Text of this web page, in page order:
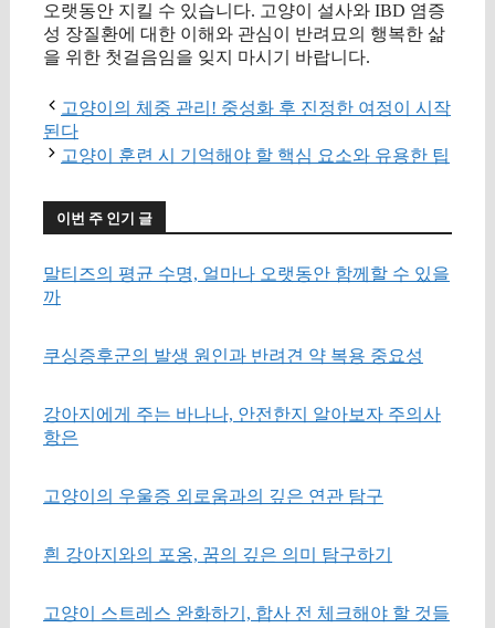
오랫동안 지킬 수 있습니다. 고양이 설사와 IBD 염증
성 장질환에 대한 이해와 관심이 반려묘의 행복한 삶
을 위한 첫걸음임을 잊지 마시기 바랍니다.
고양이의 체중 관리! 중성화 후 진정한 여정이 시작
된다
고양이 훈련 시 기억해야 할 핵심 요소와 유용한 팁
이번 주 인기 글
말티즈의 평균 수명, 얼마나 오랫동안 함께할 수 있을
까
쿠싱증후군의 발생 원인과 반려견 약 복용 중요성
강아지에게 주는 바나나, 안전한지 알아보자 주의사
항은
고양이의 우울증 외로움과의 깊은 연관 탐구
흰 강아지와의 포옹, 꿈의 깊은 의미 탐구하기
고양이 스트레스 완화하기, 합사 전 체크해야 할 것들